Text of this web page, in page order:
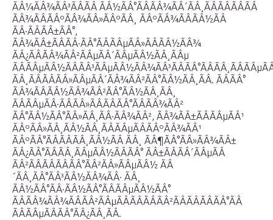
ÃÂ¼ÃÂ¾ÃÂ³ÃÂÃÂ ÃÂ½ÃÂ°ÃÂÃÂ¾ÃÂ´ÃÂ¸ÃÂÃÂÃÂÃÂ
ÃÂ¾ÃÂÃÂºÃÂ¾ÃÂ»ÃÂºÃÂ¸ ÃÂºÃÂ¾ÃÂÃÂ½ÃÂ
ÃÂ·ÃÂÃÂ±ÃÂ°,
ÃÂ¾ÃÂ±ÃÂÃÂ·ÃÂ°ÃÂÃÂµÃÂ»ÃÂÃÂ½ÃÂ¾
ÃÂ¿ÃÂÃÂ¾ÃÂ²ÃÂµÃÂ´ÃÂµÃÂ½ÃÂ¸ÃÂµ
ÃÂ¸ÃÂÃÂÃÂ»ÃÂµÃÂ´ÃÂ¾ÃÂ²ÃÂ°ÃÂ½ÃÂ¸ÃÂ. ÃÂÃÂ°
ÃÂ¾ÃÂÃÂ½ÃÂ¾ÃÂ²ÃÂ°ÃÂ½ÃÂ¸ÃÂ¸
ÃÂÃÂµÃÂ·ÃÂÃÂ»ÃÂÃÂÃÂ°ÃÂÃÂ¾ÃÂ²
ÃÂ°ÃÂ½ÃÂ°ÃÂ»ÃÂ¸ÃÂ·ÃÂ¾ÃÂ², ÃÂ¾ÃÂ±ÃÂÃÂµÃÂ¹
ÃÂºÃÂ»ÃÂ¸ÃÂ½ÃÂ¸ÃÂÃÂµÃÂÃÂºÃÂ¾ÃÂ¹
ÃÂºÃÂ°ÃÂÃÂÃÂ¸ÃÂ½ÃÂ ÃÂ¸ ÃÂ¶ÃÂ°ÃÂ»ÃÂ¾ÃÂ±
ÃÂ¿ÃÂ°ÃÂÃÂ¸ÃÂµÃÂ½ÃÂÃÂ° ÃÂ±ÃÂÃÂ´ÃÂµÃÂ
ÃÂ²ÃÂÃÂÃÂÃÂ°ÃÂ²ÃÂ»ÃÂµÃÂ½ ÃÂ
´ÃÂ¸ÃÂ°ÃÂ³ÃÂ½ÃÂ¾ÃÂ· ÃÂ¸
ÃÂ½ÃÂ°ÃÂ·ÃÂ½ÃÂ°ÃÂÃÂµÃÂ½ÃÂ°
ÃÂÃÂ¾ÃÂ¾ÃÂÃÂ²ÃÂµÃÂÃÂÃÂÃÂ²ÃÂÃÂÃÂÃÂ°ÃÂ
ÃÂÃÂµÃÂÃÂ°ÃÂ¿ÃÂ¸ÃÂ.